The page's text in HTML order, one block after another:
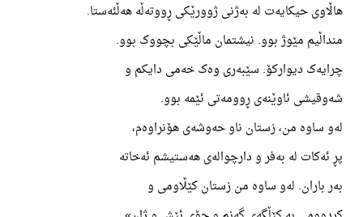
هاڵاوی حیکایەت لە بەژنی ژوورێکی ڕووتەڵە هەڵئەستا.
منداڵیم مێوژ بوو. نیشتمان ماڵێکی بچووک بوو.
چرایەک دیوارکۆ. سێبەری وەک خەمی دایکم و
شەوقیشی ئاوێنەی ڕوومەتی ئێمە بوو.
لەو ساوە من، زستان ناو حەوشەی هۆنراوەم،
پڕ ئەکات لە بەفر و دارچوالەی هەستیشم ئەخاتە
بەر باران. لەو ساوە من زستان کێڵاومی و